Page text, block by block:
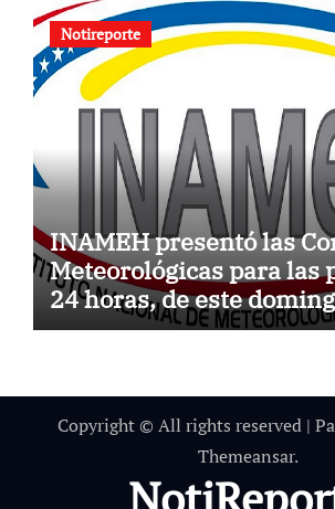
Notireporte
INAMEH presentó las
Meteorológicas para las
24 horas, de este
agosto 2026
Copyright © All rights reserved |
Themeansar.